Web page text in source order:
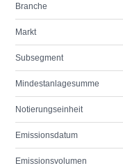
Branche
Markt
Subsegment
Mindestanlagesumme
Notierungseinheit
Emissionsdatum
Emissionsvolumen